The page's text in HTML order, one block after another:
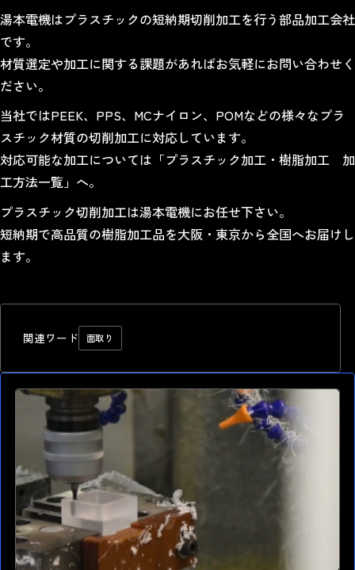
湯本電機はプラスチックの短納期切削加工を行う部品加工会社
です。
材質選定や加工に関する課題があればお気軽にお問い合わせく
ださい。
当社ではPEEK、 PPS、 MCナイロン、 POMなどの様々なプラ
スチック材質の切削加工に対応しています。
対応可能な加工については「プラスチック加工・樹脂加工 加
工方法一覧 」へ。
プラスチック切削加工は湯本電機にお任せ下さい。
短納期で高品質の樹脂加工品を大阪・東京から全国へお届けし
ます。
関連ワード 面取り